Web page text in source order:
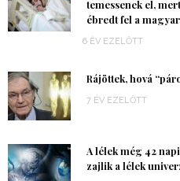
temessenek el,
ébredt fel a
6 ÉV EZELŐTT
Rájöttek, hová
7 ÉV EZELŐTT
A lélek még 42
zajlik a lélek